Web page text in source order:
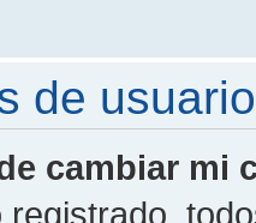
de
cambiar mi
registrado,